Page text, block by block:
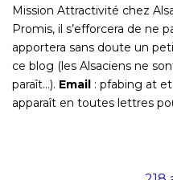
Mission Attractivité chez
Promis, il s’efforcera de ne
apportera sans doute un
ce blog (les Alsaciens ne
paraît…). Email : pfabing at
apparaît en toutes lettres